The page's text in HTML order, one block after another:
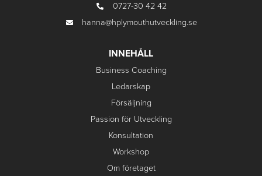
0727-30 42 42
hanna@hplymouthutveckling.se
INNEHÅLL
Business Coaching
Ledarskap
Försäljning
Passion för Utveckling
Konsultation
Workshop
Om företaget